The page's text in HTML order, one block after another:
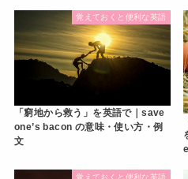
覚えておくと便利な英語
「窮地から救う」を英語で｜save
one’s bacon の意味・使い方・例
文
覚えておくと便利な英語